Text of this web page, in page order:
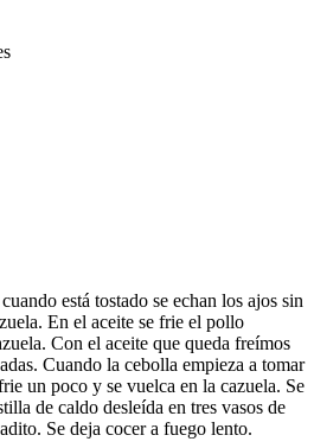
está tostado se echan los ajos sin
En el aceite se frie el pollo
Con el aceite que queda freímos
Cuando la cebolla empieza a tomar
un poco y se vuelca en la cazuela. Se
de caldo desleída en tres vasos de
Se deja cocer a fuego lento.